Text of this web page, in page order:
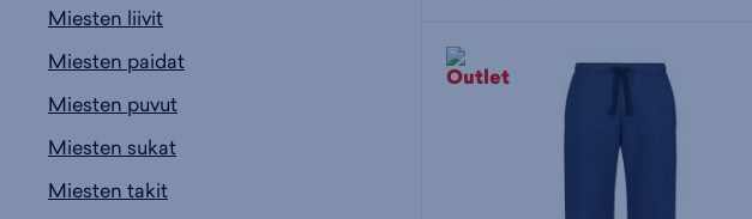
Miesten liivit
Miesten paidat
Miesten puvut
Miesten sukat
Miesten takit